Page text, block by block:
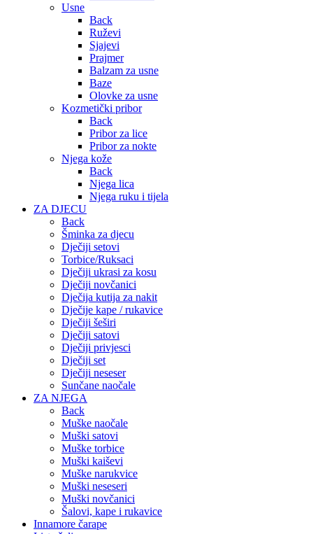
Usne
Back
Ruževi
Sjajevi
Prajmer
Balzam za usne
Baze
Olovke za usne
Kozmetički pribor
Back
Pribor za lice
Pribor za nokte
Njega kože
Back
Njega lica
Njega ruku i tijela
ZA DJECU
Back
Šminka za djecu
Dječiji setovi
Torbice/Ruksaci
Dječiji ukrasi za kosu
Dječiji novčanici
Dječija kutija za nakit
Dječije kape / rukavice
Dječiji šeširi
Dječiji satovi
Dječiji privjesci
Dječiji set
Dječiji neseser
Sunčane naočale
ZA NJEGA
Back
Muške naočale
Muški satovi
Muške torbice
Muški kaiševi
Muške narukvice
Muški neseseri
Muški novčanici
Šalovi, kape i rukavice
Innamore čarape